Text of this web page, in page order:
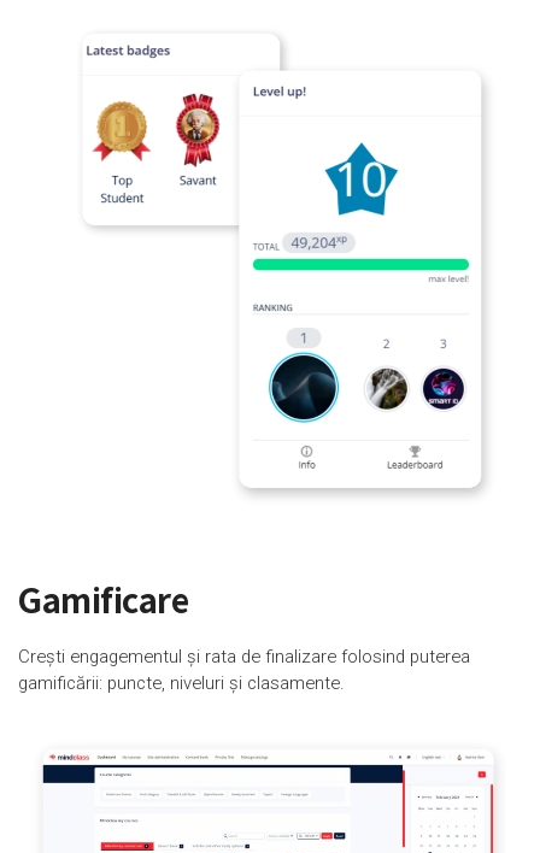
Gamificare
Crești engagementul și rata de finalizare folosind puterea
gamificării: puncte, niveluri și clasamente.